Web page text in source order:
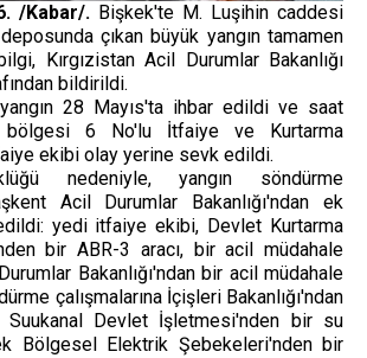
/Kabar/. Bişkek'te M. Luşihin caddesi
çıkan büyük yangın tamamen
Kırgızistan Acil Durumlar Bakanlığı
bildirildi.
28 Mayıs'ta ihbar edildi ve saat
bölgesi 6 No'lu İtfaiye ve Kurtarma
ekibi olay yerine sevk edildi.
nedeniyle, yangın söndürme
Acil Durumlar Bakanlığı'ndan ek
yedi itfaiye ekibi, Devlet Kurtarma
bir ABR-3 aracı, bir acil müdahale
Bakanlığı'ndan bir acil müdahale
çalışmalarına İçişleri Bakanlığı'ndan
Devlet İşletmesi'nden bir su
Bölgesel Elektrik Şebekeleri'nden bir